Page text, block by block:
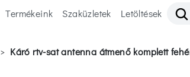
Termékeink Szaküzletek Letöltések
> káró rtv-sat antenna átmenő komplett